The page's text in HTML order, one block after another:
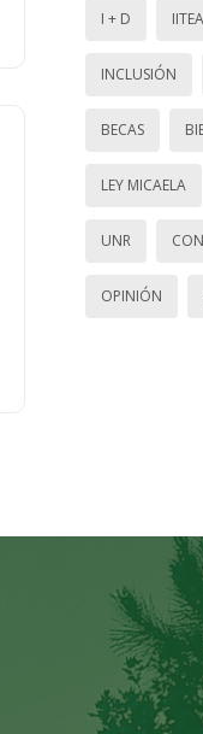
I + D IITEA
INCLUSIÓN
BECAS
LEY MICAELA
UNR
OPINIÓN